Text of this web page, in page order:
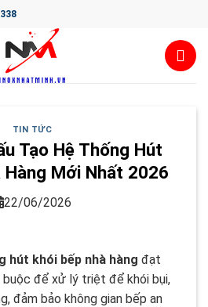
TIN TỨC
Tạo Hệ Thống Hút
Hàng Mới Nhất 2026
22/06/2026
hút khói bếp nhà hàng đạt
buộc để xử lý triệt để khói bụi,
đảm bảo không gian bếp an